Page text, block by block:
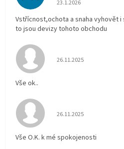
23.1.2026
Vstřícnost,ochota a snaha vyhovět
to jsou devizy tohoto obchodu
Hodnocení obchodu je
26.11.2025
Vše ok..
Hodnocení obchodu je
26.11.2025
Vše O.K. k mé spokojenosti